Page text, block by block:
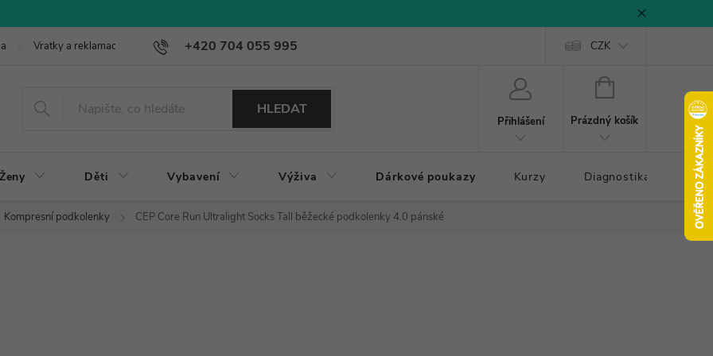
+420 704 055 995
Vratky a reklamace CZK
HLEDAT
Přihlášení
NÁKUPNÍ
Prázdný košík
Ženy Děti Vybavení Výživa Dárkové poukazy Kurzy Diagnostika došlapu
Kompresní podkolenky CEP Core Run Ultralight Socks Tall běžecké podkolenky 4.0 pánské